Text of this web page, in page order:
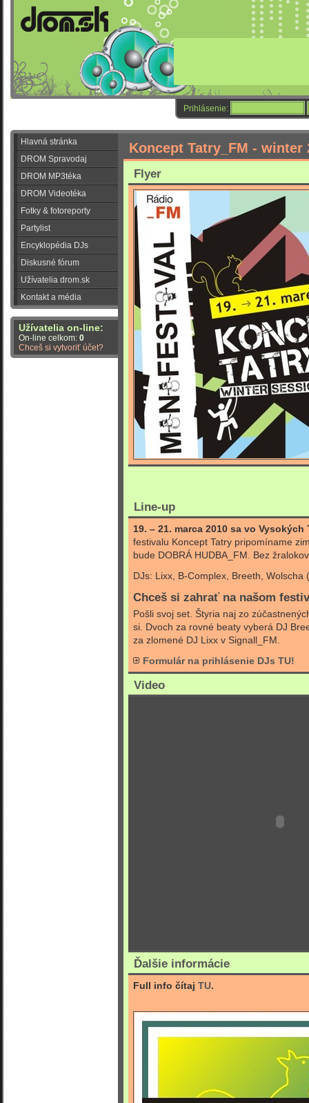
Prihlásenie:
Hlavná stránka
DROM Spravodaj
DROM MP3téka
DROM Videotéka
Fotky & fotoreporty
Partylist
Encyklopédia DJs
Diskusné fórum
Užívatelia drom.sk
Kontakt a média
Užívatelia on-line:
On-line celkom: 0
Chceš si vytvoriť účet?
Koncept Tatry_FM - winter
Flyer
Line-up
19. – 21. marca 2010 sa vo Vysokých
festivalu Koncept Tatry pripomíname
bude DOBRÁ HUDBA_FM. Bez
DJs: Lixx, B-Complex, Breeth, Wolscha
Chceš si zahrať na našom
Pošli svoj set. Štyria naj zo
si. Dvoch za rovné beaty vyberá DJ
za zlomené DJ Lixx v Signall_FM.
Formulár na prihlásenie DJs TU!
Video
Ďalšie informácie
Full info čítaj TU.